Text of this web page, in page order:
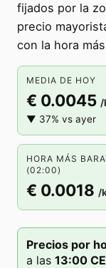
fijados por la
precio
con la hora
MEDIA DE HOY
€ 0.0045 /
▼ 37% vs ayer
HORA MÁS
(02:00)
€ 0.0018 /
Precios por
a las 13:00